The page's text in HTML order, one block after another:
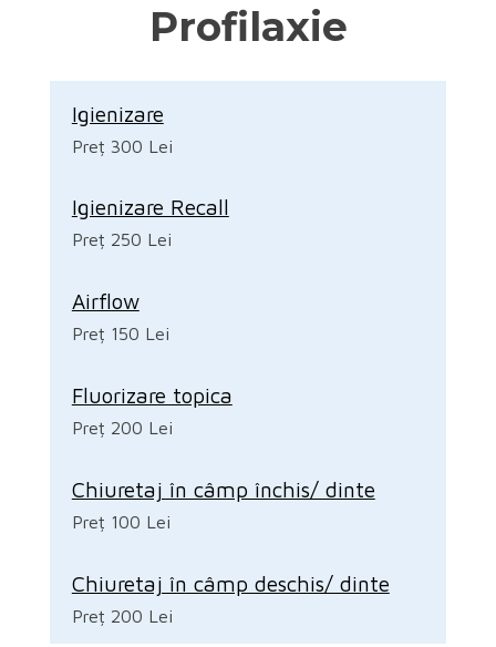
Profilaxie
Igienizare
Preț 300 Lei
Igienizare Recall
Preț 250 Lei
Airflow
Preț 150 Lei
Fluorizare topica
Preț 200 Lei
Chiuretaj în câmp închis/ dinte
Preț 100 Lei
Chiuretaj în câmp deschis/ dinte
Preț 200 Lei